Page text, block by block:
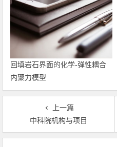
回填岩石界面的化学-弹性耦合
内聚力模型
上一篇
中科院机构与项目